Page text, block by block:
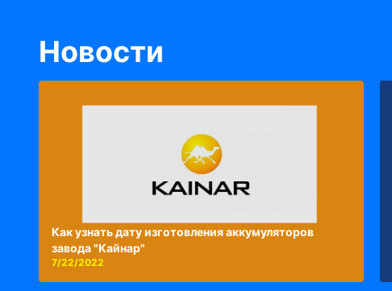
Новости
Как узнать дату изготовления аккумуляторов
завода "Кайнар"
7/22/2022